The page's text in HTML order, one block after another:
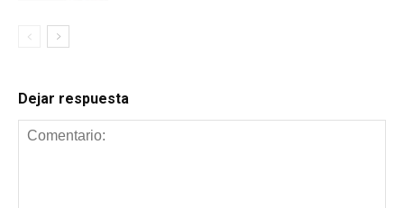
Dejar respuesta